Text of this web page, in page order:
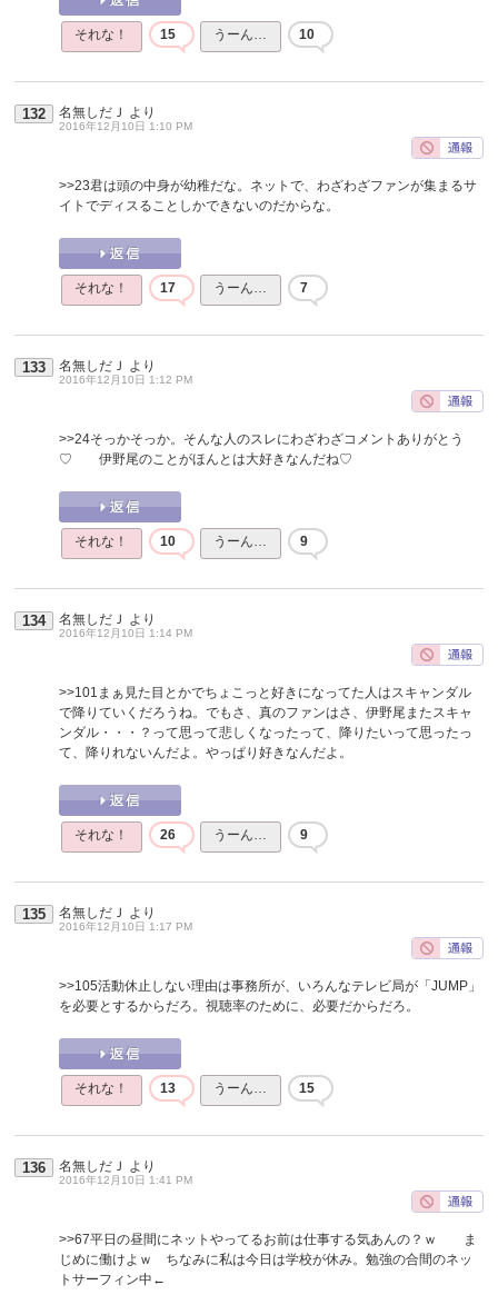
それな！ 15 うーん… 10
132 名無しだＪ より
2016年12月10日 1:10 PM
>>23君は頭の中身が幼稚だな。ネットで、わざわざファンが集まるサ
イトでディスることしかできないのだからな。
それな！ 17 うーん… 7
133 名無しだＪ より
2016年12月10日 1:12 PM
>>24そっかそっか。そんな人のスレにわざわざコメントありがとう
♡ 伊野尾のことがほんとは大好きなんだね♡
それな！ 10 うーん… 9
134 名無しだＪ より
2016年12月10日 1:14 PM
>>101 まぁ見た目とかでちょこっと好きになってた人はスキャンダル
で降りていくだろうね。でもさ、真のファンはさ、伊野尾またスキャ
ンダル・・・？って思って悲しくなったって、降りたいって思ったっ
て、降りれないんだよ。やっぱり好きなんだよ。
それな！ 26 うーん… 9
135 名無しだＪ より
2016年12月10日 1:17 PM
>>105活動休止しない理由は事務所が、いろんなテレビ局が「JUMP」
を必要とするからだろ。視聴率のために、必要だからだろ。
それな！ 13 うーん… 15
136 名無しだＪ より
2016年12月10日 1:41 PM
>>67平日の昼間にネットやってるお前は仕事する気あんの？ｗ ま
じめに働けよｗ ちなみに私は今日は学校が休み。勉強の合間のネッ
トサーフィン中←